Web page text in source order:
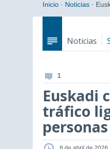
Inicio · Noticias ·
Noticias
1
Euskadi
tráfico